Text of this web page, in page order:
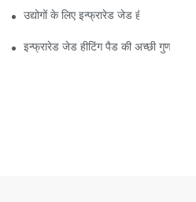
उद्योगों के लिए इन्फ्रारेड जेड हीटिंग पैड के
इन्फ्रारेड जेड हीटिंग पैड की अच्छी गुणवत्ता